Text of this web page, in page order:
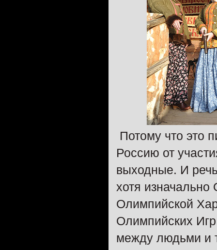
Потому что это
Россию от
выходные. И
хотя
Олимпийской
Олимпийских
между людьми и